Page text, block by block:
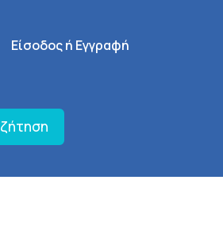
Menu
Είσοδος ή Εγγραφή